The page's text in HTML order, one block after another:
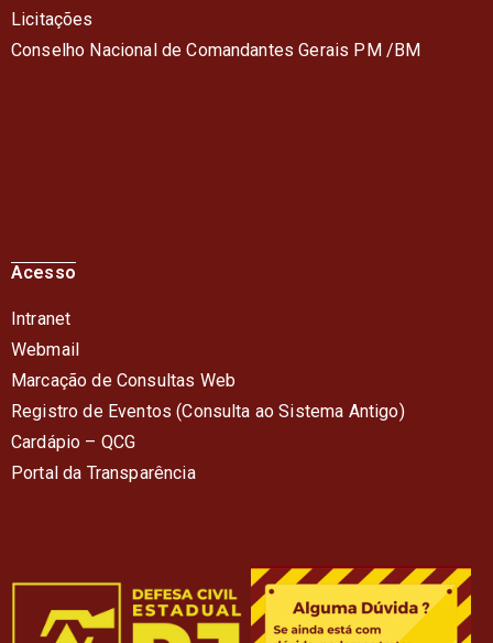
Licitações
Conselho Nacional de Comandantes Gerais PM /BM
Acesso
Intranet
Webmail
Marcação de Consultas Web
Registro de Eventos (Consulta ao Sistema Antigo)
Cardápio – QCG
Portal da Transparência